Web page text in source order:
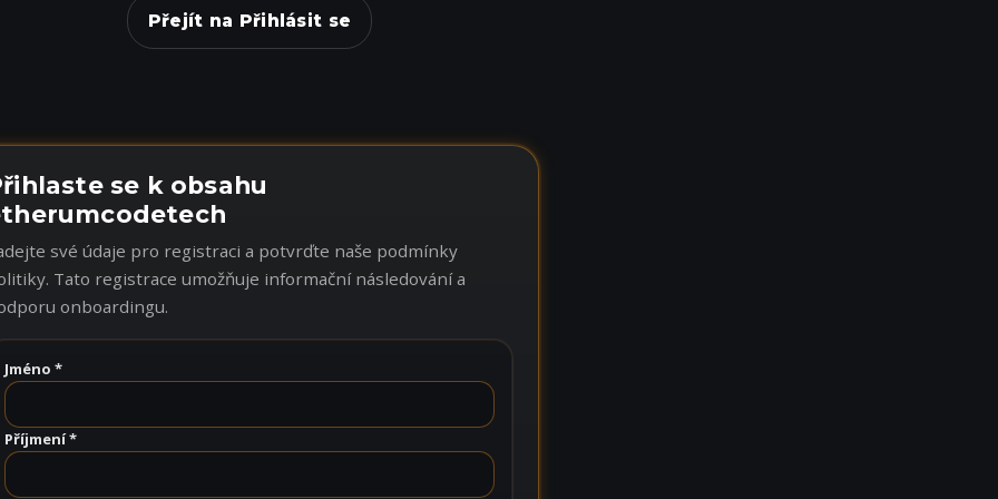
Přejít na Přihlásit se
se k obsahu
své údaje pro registraci a potvrďte naše podmínky
Tato registrace umožňuje informační následování a
onboardingu.
Jméno *
Příjmení *